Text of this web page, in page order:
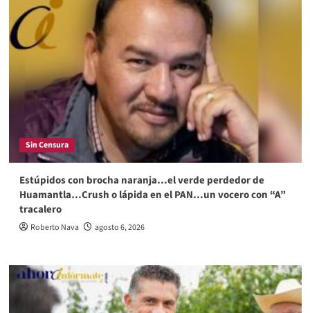
Sin Censura
Estúpidos con brocha naranja…el verde perdedor de
Huamantla…Crush o lápida en el PAN…un vocero con “A”
tracalero
Roberto Nava agosto 6, 2026